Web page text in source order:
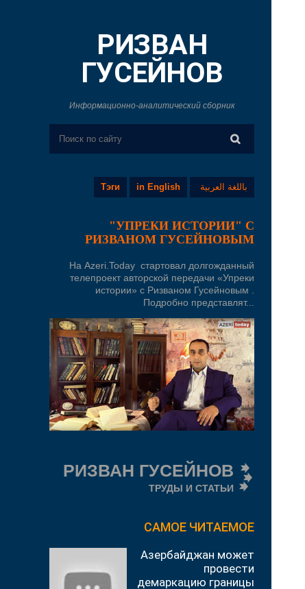
РИЗВАН
ГУСЕЙНОВ
Информационно-аналитический сборник
باللغة العربية in English
Тэги
"УПРЕКИ ИСТОРИИ" С
РИЗВАНОМ ГУСЕЙНОВЫМ
На Azeri.Today стартовал долгожданный
телепроект авторской передачи «Упреки
истории» с Ризваном Гусейновым .
Подробно представлят...
РИЗВАН ГУСЕЙНОВ
ТРУДЫ И СТАТЬИ
САМОЕ ЧИТАЕМОЕ
Азербайджан может
провести
демаркацию границы